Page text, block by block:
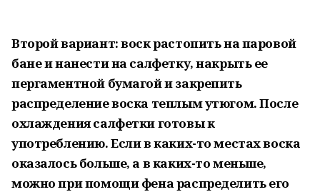
Второй вариант: воск растопить на паровой
бане и нанести на салфетку, накрыть ее
пергаментной бумагой и закрепить
распределение воска теплым утюгом. После
охлаждения салфетки готовы к
употреблению. Если в каких-то местах воска
оказалось больше, а в каких-то меньше,
можно при помощи фена распределить его